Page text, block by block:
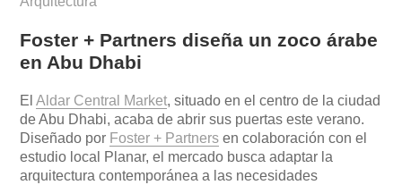
Foster + Partners diseña un zoco árabe
en Abu Dhabi
ElAldar Central Market, situado en el centro de la ciudad
de Abu Dhabi, acaba de abrir sus puertas este verano.
Diseñado por Foster + Partners en colaboración con el
estudio local Planar, el mercado busca adaptar la
arquitectura contemporánea a las necesidades